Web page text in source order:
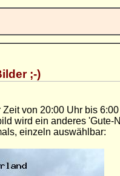
;-)
von 20:00 Uhr bis
wird ein anderes 'Gute-
einzeln auswählbar: